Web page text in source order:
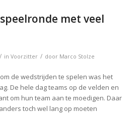
met veel
/ in Voorzitter / door Marco Stolze
de wedstrijden te spelen was het
De hele dag teams op de velden en
om hun team aan te moedigen. Daar
toch wel lang op moeten